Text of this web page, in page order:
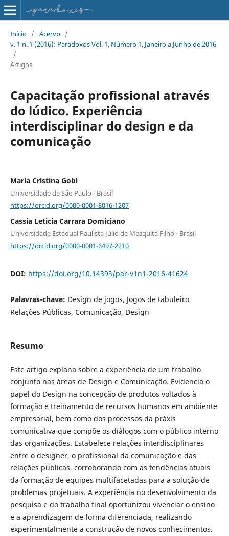
Início / Acervo /
v. 1 n. 1 (2016): Paradoxos Vol. 1, Número 1, Janeiro a Junho de 2016
/
Artigos
Capacitação profissional através
do lúdico. Experiência
interdisciplinar do design e da
comunicação
Maria Cristina Gobi
Universidade de São Paulo - Brasil
https://orcid.org/0000-0001-8016-1207
Cassia Leticia Carrara Domiciano
Universidade Estadual Paulista Júlio de Mesquita Filho - Brasil
https://orcid.org/0000-0001-6497-2210
DOI: https://doi.org/10.14393/par-v1n1-2016-41624
Palavras-chave: Design de jogos, Jogos de tabuleiro,
Relações Públicas, Comunicação, Design
Resumo
Este artigo explana sobre a experiência de um trabalho
conjunto nas áreas de Design e Comunicação. Evidencia o
papel do Design na concepção de produtos voltados à
formação e treinamento de recursos humanos em ambiente
empresarial, bem como dos processos da práxis
comunicativa que compõe os diálogos com o público interno
das organizações. Estabelece relações interdisciplinares
entre o designer, o profissional da comunicação e das
relações públicas, corroborando com as tendências atuais
da formação de equipes multifacetadas para a solução de
problemas projetuais. A experiência no desenvolvimento da
pesquisa e do trabalho final oportunizou vivenciar o ensino
e a aprendizagem de forma diferenciada, realizando
experimentalmente a construção de novos conhecimentos.